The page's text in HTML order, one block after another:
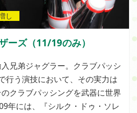
ーズ（11/19のみ）
し
兄弟ジャグラー。クラブパッシ
行う演技において、その実力は
クラブパッシングを武器に世界
年には、『シルク・ドゥ・ソレ